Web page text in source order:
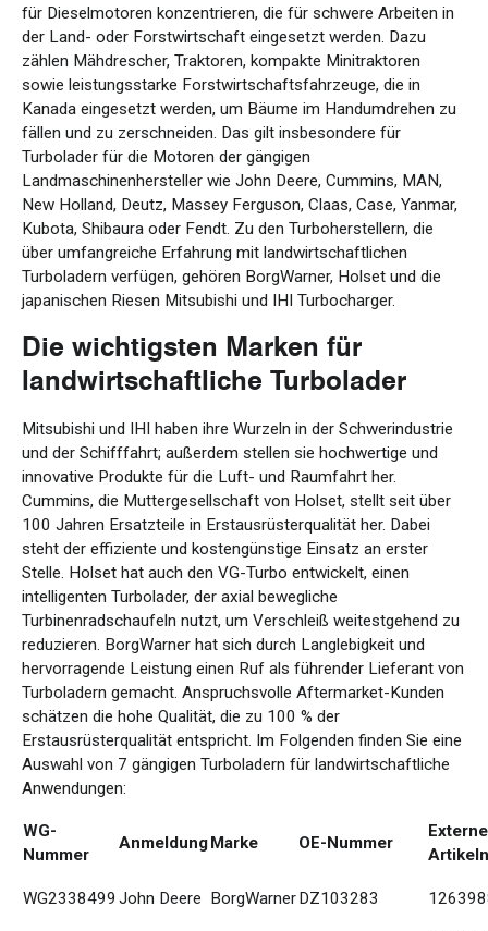
für Dieselmotoren konzentrieren, die für schwere Arbeiten in
der Land- oder Forstwirtschaft eingesetzt werden. Dazu
zählen Mähdrescher, Traktoren, kompakte Minitraktoren
sowie leistungsstarke Forstwirtschaftsfahrzeuge, die in
Kanada eingesetzt werden, um Bäume im Handumdrehen zu
fällen und zu zerschneiden. Das gilt insbesondere für
Turbolader für die Motoren der gängigen
Landmaschinenhersteller wie John Deere, Cummins, MAN,
New Holland, Deutz, Massey Ferguson, Claas, Case, Yanmar,
Kubota, Shibaura oder Fendt. Zu den Turboherstellern, die
über umfangreiche Erfahrung mit landwirtschaftlichen
Turboladern verfügen, gehören BorgWarner, Holset und die
japanischen Riesen Mitsubishi und IHI Turbocharger.
Die wichtigsten Marken für
landwirtschaftliche Turbolader
Mitsubishi und IHI haben ihre Wurzeln in der Schwerindustrie
und der Schifffahrt; außerdem stellen sie hochwertige und
innovative Produkte für die Luft- und Raumfahrt her.
Cummins, die Muttergesellschaft von Holset, stellt seit über
100 Jahren Ersatzteile in Erstausrüsterqualität her. Dabei
steht der effiziente und kostengünstige Einsatz an erster
Stelle. Holset hat auch den VG-Turbo entwickelt, einen
intelligenten Turbolader, der axial bewegliche
Turbinenradschaufeln nutzt, um Verschleiß weitestgehend zu
reduzieren. BorgWarner hat sich durch Langlebigkeit und
hervorragende Leistung einen Ruf als führender Lieferant von
Turboladern gemacht. Anspruchsvolle Aftermarket-Kunden
schätzen die hohe Qualität, die zu 100 % der
Erstausrüsterqualität entspricht. Im Folgenden finden Sie eine
Auswahl von 7 gängigen Turboladern für landwirtschaftliche
Anwendungen:
WG-
Nummer
AnmeldungMarke OE-Nummer
Externe
WG2338499 John Deere BorgWarnerDZ103283